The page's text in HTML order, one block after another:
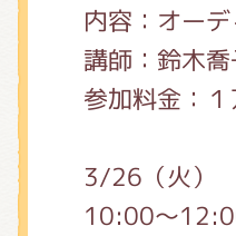
内容：オー
講師：鈴木
参加料金：
3/26（火）
10:00〜
チア ジャ